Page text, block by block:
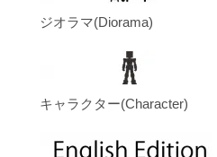
ジオラマ(Diorama)
キャラクター(Character)